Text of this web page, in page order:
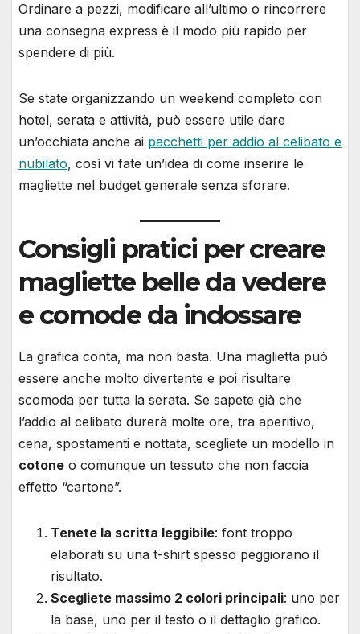
Ordinare a pezzi, modificare all’ultimo o rincorrere
una consegna express è il modo più rapido per
spendere di più.
Se state organizzando un weekend completo con
hotel, serata e attività, può essere utile dare
un’occhiata anche ai pacchetti per addio al celibato e
nubilato, così vi fate un’idea di come inserire le
magliette nel budget generale senza sforare.
Consigli pratici per creare
magliette belle da vedere
e comode da indossare
La grafica conta, ma non basta. Una maglietta può
essere anche molto divertente e poi risultare
scomoda per tutta la serata. Se sapete già che
l’addio al celibato durerà molte ore, tra aperitivo,
cena, spostamenti e nottata, scegliete un modello in
cotone o comunque un tessuto che non faccia
effetto “cartone”.
Tenete la scritta leggibile: font troppo
elaborati su una t-shirt spesso peggiorano il
risultato.
Scegliete massimo 2 colori principali: uno per
la base, uno per il testo o il dettaglio grafico.